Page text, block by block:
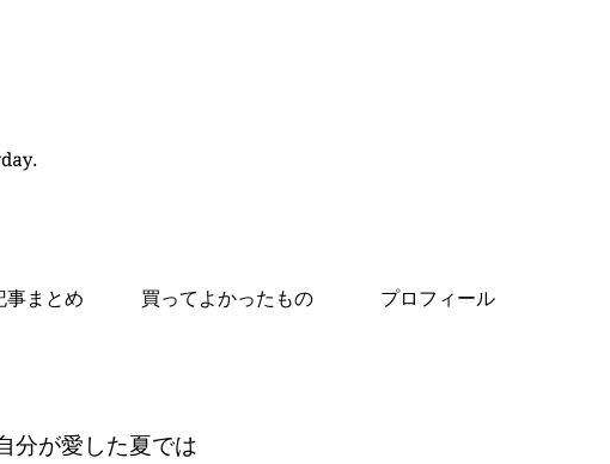
事まとめ 買ってよかったもの プロフィール
分が愛した夏では